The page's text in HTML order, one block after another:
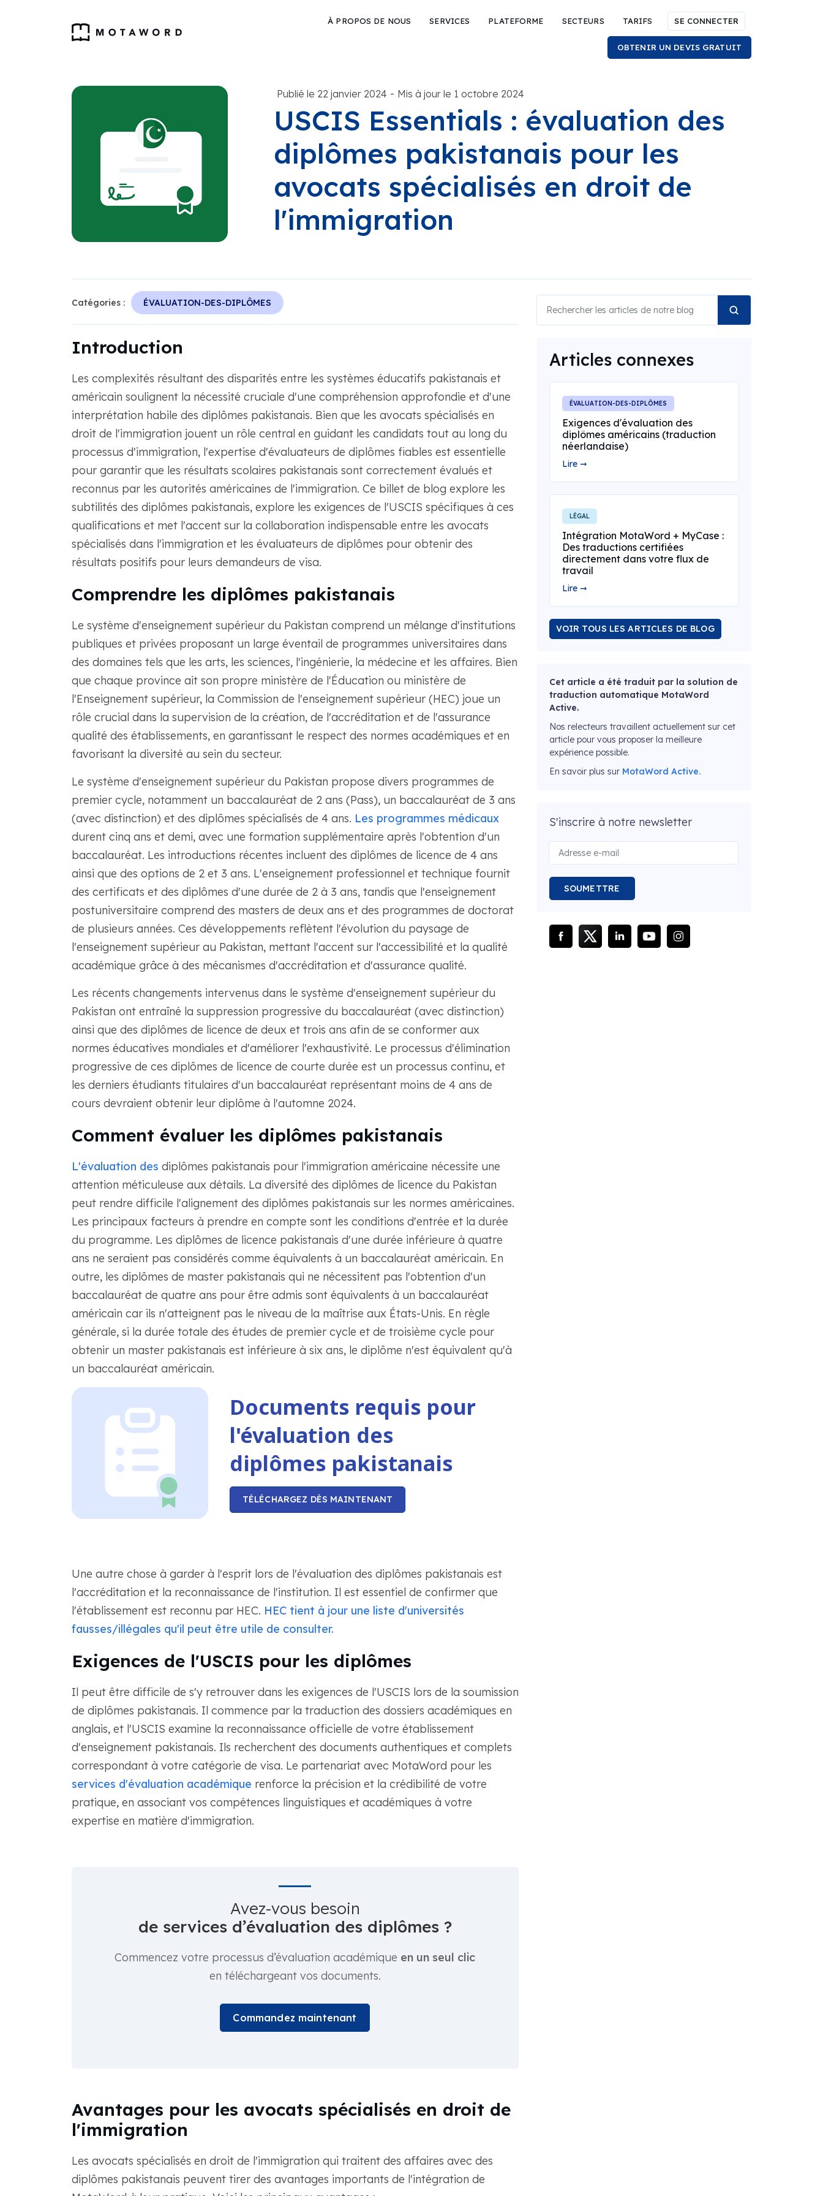
À PROPOS DE NOUS SERVICES PLATEFORME SECTEURS TARIFS SE CONNECTER
OBTENIR UN DEVIS GRATUIT
Publié le 22 janvier 2024 - Mis à jour le 1 octobre 2024
USCIS Essentials : évaluation des
diplômes pakistanais pour les
avocats spécialisés en droit de
l'immigration
Catégories : ÉVALUATION-DES-DIPLÔMES
Introduction
Les complexités résultant des disparités entre les systèmes éducatifs pakistanais et
américain soulignent la nécessité cruciale d'une compréhension approfondie et d'une
interprétation habile des diplômes pakistanais. Bien que les avocats spécialisés en
droit de l'immigration jouent un rôle central en guidant les candidats tout au long du
processus d'immigration, l'expertise d'évaluateurs de diplômes fiables est essentielle
pour garantir que les résultats scolaires pakistanais sont correctement évalués et
reconnus par les autorités américaines de l'immigration. Ce billet de blog explore les
subtilités des diplômes pakistanais, explore les exigences de l'USCIS spécifiques à ces
qualifications et met l'accent sur la collaboration indispensable entre les avocats
spécialisés dans l'immigration et les évaluateurs de diplômes pour obtenir des
résultats positifs pour leurs demandeurs de visa.
Comprendre les diplômes pakistanais
Le système d'enseignement supérieur du Pakistan comprend un mélange d'institutions
publiques et privées proposant un large éventail de programmes universitaires dans
des domaines tels que les arts, les sciences, l'ingénierie, la médecine et les affaires. Bien
que chaque province ait son propre ministère de l'Éducation ou ministère de
l'Enseignement supérieur, la Commission de l'enseignement supérieur (HEC) joue un
rôle crucial dans la supervision de la création, de l'accréditation et de l'assurance
qualité des établissements, en garantissant le respect des normes académiques et en
favorisant la diversité au sein du secteur.
Le système d'enseignement supérieur du Pakistan propose divers programmes de
premier cycle, notamment un baccalauréat de 2 ans (Pass), un baccalauréat de 3 ans
(avec distinction) et des diplômes spécialisés de 4 ans. Les programmes médicaux
durent cinq ans et demi, avec une formation supplémentaire après l'obtention d'un
baccalauréat. Les introductions récentes incluent des diplômes de licence de 4 ans
ainsi que des options de 2 et 3 ans. L'enseignement professionnel et technique fournit
des certificats et des diplômes d'une durée de 2 à 3 ans, tandis que l'enseignement
postuniversitaire comprend des masters de deux ans et des programmes de doctorat
de plusieurs années. Ces développements reflètent l'évolution du paysage de
l'enseignement supérieur au Pakistan, mettant l'accent sur l'accessibilité et la qualité
académique grâce à des mécanismes d'accréditation et d'assurance qualité.
Les récents changements intervenus dans le système d'enseignement supérieur du
Pakistan ont entraîné la suppression progressive du baccalauréat (avec distinction)
ainsi que des diplômes de licence de deux et trois ans afin de se conformer aux
normes éducatives mondiales et d'améliorer l'exhaustivité. Le processus d'élimination
progressive de ces diplômes de licence de courte durée est un processus continu, et
les derniers étudiants titulaires d'un baccalauréat représentant moins de 4 ans de
cours devraient obtenir leur diplôme à l'automne 2024.
Comment évaluer les diplômes pakistanais
L'évaluation des diplômes pakistanais pour l'immigration américaine nécessite une
attention méticuleuse aux détails. La diversité des diplômes de licence du Pakistan
peut rendre difficile l'alignement des diplômes pakistanais sur les normes américaines.
Les principaux facteurs à prendre en compte sont les conditions d'entrée et la durée
du programme. Les diplômes de licence pakistanais d'une durée inférieure à quatre
ans ne seraient pas considérés comme équivalents à un baccalauréat américain. En
outre, les diplômes de master pakistanais qui ne nécessitent pas l'obtention d'un
baccalauréat de quatre ans pour être admis sont équivalents à un baccalauréat
américain car ils n'atteignent pas le niveau de la maîtrise aux États-Unis. En règle
générale, si la durée totale des études de premier cycle et de troisième cycle pour
obtenir un master pakistanais est inférieure à six ans, le diplôme n'est équivalent qu'à
un baccalauréat américain.
Documents requis pour
l'évaluation des
diplômes pakistanais
TÉLÉCHARGEZ DÈS MAINTENANT
Une autre chose à garder à l'esprit lors de l'évaluation des diplômes pakistanais est
l'accréditation et la reconnaissance de l'institution. Il est essentiel de confirmer que
l'établissement est reconnu par HEC. HEC tient à jour une liste d'universités
fausses/illégales qu'il peut être utile de consulter.
Exigences de l'USCIS pour les diplômes
Il peut être difficile de s'y retrouver dans les exigences de l'USCIS lors de la soumission
de diplômes pakistanais. Il commence par la traduction des dossiers académiques en
anglais, et l'USCIS examine la reconnaissance officielle de votre établissement
d'enseignement pakistanais. Ils recherchent des documents authentiques et complets
correspondant à votre catégorie de visa. Le partenariat avec MotaWord pour les
services d'évaluation académique renforce la précision et la crédibilité de votre
pratique, en associant vos compétences linguistiques et académiques à votre
expertise en matière d'immigration.
Avez-vous besoin
de services d’évaluation des diplômes ?
Commencez votre processus d’évaluation académique en un seul clic
en téléchargeant vos documents.
Commandez maintenant
Avantages pour les avocats spécialisés en droit de
l'immigration
Les avocats spécialisés en droit de l'immigration qui traitent des affaires avec des
diplômes pakistanais peuvent tirer des avantages importants de l'intégration de
Articles connexes
ÉVALUATION-DES-DIPLÔMES
Exigences d'évaluation des
diplômes américains (traduction
néerlandaise)
Lire ➞
LÉGAL
Intégration MotaWord + MyCase :
Des traductions certifiées
directement dans votre flux de
travail
Lire ➞
VOIR TOUS LES ARTICLES DE BLOG
Cet article a été traduit par la solution de
traduction automatique MotaWord
Active.
Nos relecteurs travaillent actuellement sur cet
article pour vous proposer la meilleure
expérience possible.
En savoir plus sur MotaWord Active.
S'inscrire à notre newsletter
SOUMETTRE